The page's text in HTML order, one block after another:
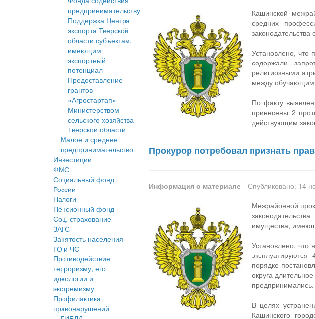
предпринимательству
Поддержка Центра
экспорта Тверской
области субъектам,
имеющим
экспортный
потенциал
Предоставление
грантов
«Агростартап»
Министерством
сельского хозяйства
Тверской области
Малое и среднее
предпринимательство
Инвестиции
ФМС
Социальный фонд
России
Налоги
Пенсионный фонд
Соц. страхование
ЗАГС
Занятость населения
ГО и ЧС
Противодействие
терроризму, его
идеологии и
экстремизму
Профилактика
правонарушений
Кашинской
средних
Установлено, что
содержали
религиозными
между
По факту
принесены 2
действующим
Прокурор потребовал признать
Информация о материале
Опубликовано: 14
Межрайонной
имущества,
Установлено, что
порядке
округа
предпринимались.
В целях
Кашинского